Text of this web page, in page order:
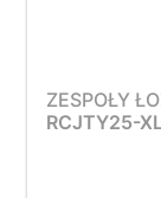
ZESPOŁY
RCJTY25-